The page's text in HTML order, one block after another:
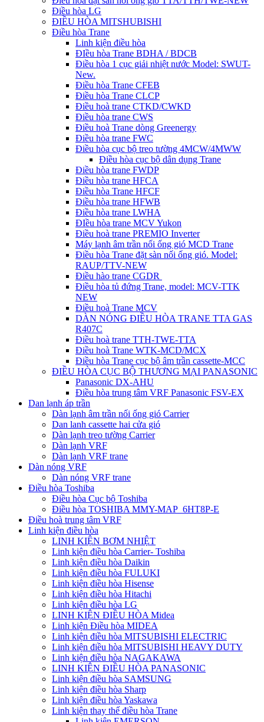
Điều hòa LG
ĐIỀU HÒA MITSHUBISHI
Điều hòa Trane
Linh kiện điều hòa
ĐIều hòa Trane BDHA / BDCB
Điều hòa 1 cục giải nhiệt nước Model: SWUT-
New.
Điều hòa Trane CFEB
Điều hòa Trane CLCP
Điều hoà trane CTKD/CWKD
Điều hòa trane CWS
Điều hoà Trane dòng Greenergy
Điều hòa trane FWC
Điều hòa cục bộ treo tường 4MCW/4MWW
Điều hòa cục bộ dân dụng Trane
Điều hòa trane FWDP
Điều hòa trane HFCA
Điều hòa Trane HFCF
Điều hòa trane HFWB
Điều hòa trane LWHA
ĐIều hòa trane MCV Yukon
Điều hoà trane PREMIO Inverter
Máy lạnh âm trần nối ống gió MCD Trane
Điều hòa Trane đặt sàn nối ống gió. Model:
RAUP/TTV-NEW
Điều hào trane CGDR
Điều hòa tủ đứng Trane, model: MCV-TTK
NEW
Điều hoà Trane MCV
DÀN NÓNG ĐIỀU HÒA TRANE TTA GAS
R407C
Điều hoà trane TTH-TWE-TTA
Điều hoà Trane WTK-MCD/MCX
Điều hòa Trane cục bộ âm trần cassette-MCC
ĐIỀU HÒA CỤC BỘ THƯƠNG MẠI PANASONIC
Panasonic DX-AHU
Điều hòa trung tâm VRF Panasonic FSV-EX
Dan lạnh áp trần
Dàn lạnh âm trần nối ống gió Carrier
Dan lanh cassette hai cửa gió
Dàn lạnh treo tường Carrier
Dàn lạnh VRF
Dàn lạnh VRF trane
Dàn nóng VRF
Dàn nóng VRF trane
Điều hòa Toshiba
Điều hòa Cục bộ Toshiba
Điều hòa TOSHIBA MMY-MAP_6HT8P-E
Điều hoà trung tâm VRF
Linh kiện điều hòa
LINH KIỆN BƠM NHIỆT
Linh kiện điều hòa Carrier- Toshiba
Linh kiện điều hòa Daikin
Linh kiện điều hòa FULUKI
Linh kiện điều hòa Hisense
Linh kiện điều hòa Hitachi
Linh kiện điều hòa LG
LINH KIỆN ĐIỀU HÒA Midea
Linh kiện Điều hòa MIDEA
Linh kiện điều hòa MITSUBISHI ELECTRIC
Linh kiện điều hòa MITSUBISHI HEAVY DUTY
Linh kiện điều hòa NAGAKAWA
LINH KIỆN ĐIỀU HÒA PANASONIC
Linh kiện điều hòa SAMSUNG
Linh kiện điều hòa Sharp
Linh kiện điều hòa Yaskawa
Linh kiện thay thế điều hòa Trane